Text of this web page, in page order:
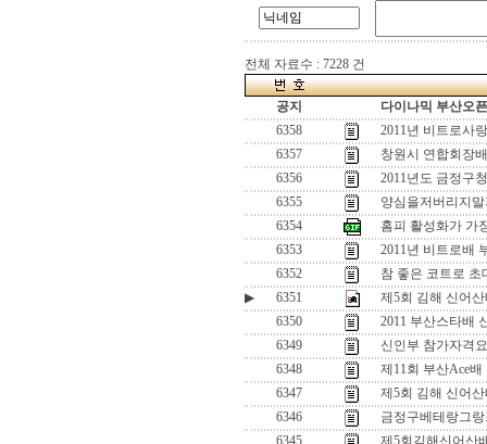
전체 자료수 : 7228 건
공지
다이나믹 부산오
6358
2011년 비트로사
6357
창원시 연합회장
6356
2011년도 금정구
6355
양심을저버리지
6354
홈피 활성화가 가
6353
2011년 비트로배
6352
참 좋은 코트로 초
▶
6351
제5회 김해 신어
6350
2011 부산스타배
6349
신인부 참가자격
6348
제11회 부산Ace
6347
제5회 김해 신어
6346
금정구베테랑그
6345
제5회김해신어산